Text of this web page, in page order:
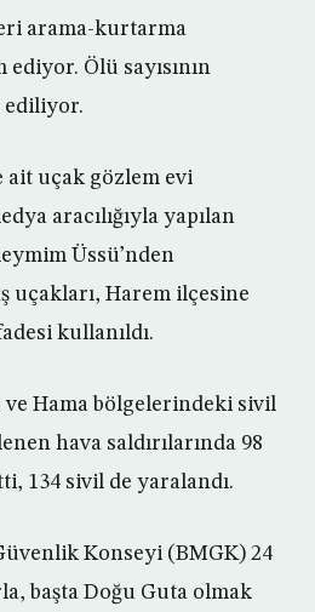
arama-kurtarma
ediyor. Ölü sayısının
ediliyor.
uçak gözlem evi
aracılığıyla yapılan
Üssü’nden
uçakları, Harem ilçesine
kullanıldı.
Hama bölgelerindeki sivil
hava saldırılarında 98
134 sivil de yaralandı.
Konseyi (BMGK) 24
başta Doğu Guta olmak